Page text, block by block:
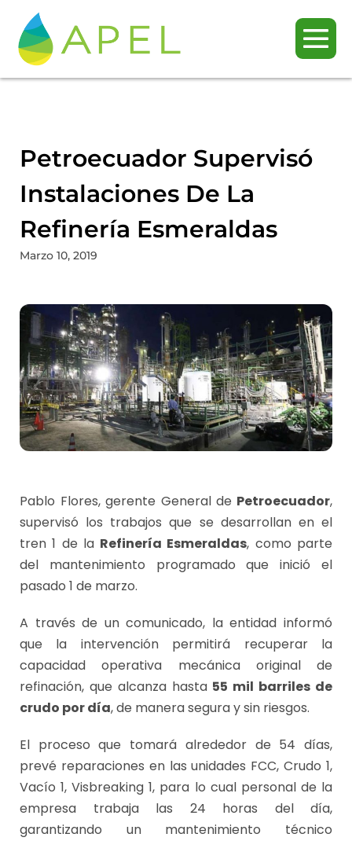
Petroecuador Supervisó
Instalaciones De La
Refinería Esmeraldas
Marzo 10, 2019
Pablo Flores, gerente General de Petroecuador,
supervisó los trabajos que se desarrollan en el
tren 1 de la Refinería Esmeraldas, como parte
del mantenimiento programado que inició el
pasado 1 de marzo.
A través de un comunicado, la entidad informó
que la intervención permitirá recuperar la
capacidad operativa mecánica original de
refinación, que alcanza hasta 55 mil barriles de
crudo por día, de manera segura y sin riesgos.
El proceso que tomará alrededor de 54 días,
prevé reparaciones en las unidades FCC, Crudo 1,
Vacío 1, Visbreaking 1, para lo cual personal de la
empresa trabaja las 24 horas del día,
garantizando un mantenimiento técnico